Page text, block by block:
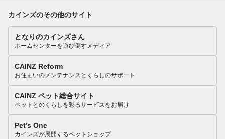
カインズのその他のサイト
となりのカインズさん
ホームセンターを遊び倒すメディア
CAINZ Reform
お住まいのメンテナンスとくらしのサポート
CAINZ ペット総合サイト
ペットとのくらしを彩るサービスをお届け
Pet’s One
カインズが展開するペットショップ